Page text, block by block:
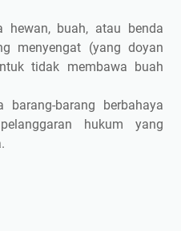
hewan, buah, atau benda
menyengat (yang doyan
tidak membawa buah
barang-barang berbahaya
hukum yang